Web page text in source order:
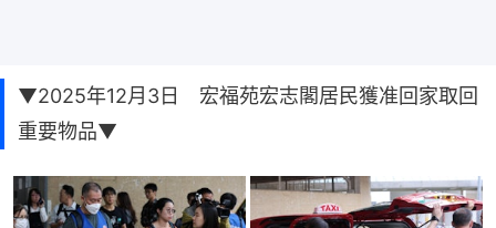
▼2025年12月3日 宏福苑宏志閣居民獲准回家取回
重要物品▼